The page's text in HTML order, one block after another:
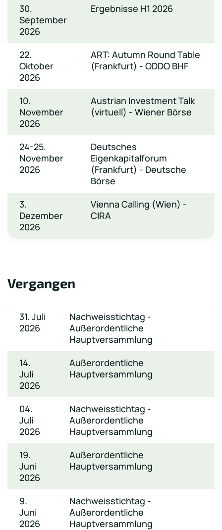
30.
September
2026
Ergebnisse H1 2026
22.
Oktober
2026
ART: Autumn Round Table
(Frankfurt) - ODDO BHF
10.
November
2026
Austrian Investment Talk
(virtuell) - Wiener Börse
24-25.
November
2026
Deutsches
Eigenkapitalforum
(Frankfurt) - Deutsche
Börse
3.
Dezember
2026
Vienna Calling (Wien) -
CIRA
Vergangen
31. Juli
2026
Nachweisstichtag -
Außerordentliche
Hauptversammlung
14.
Juli
2026
Außerordentliche
Hauptversammlung
04.
Juli
2026
Nachweisstichtag -
Außerordentliche
Hauptversammlung
19.
Juni
2026
Außerordentliche
Hauptversammlung
9.
Juni
2026
Nachweisstichtag -
Außerordentliche
Hauptversammlung